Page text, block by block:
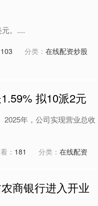
。....
103 分类： 在线配资炒股
拟10派2元
2025年，公司实现营业总收
： 181 分类： 在线配资
商银行进入开业